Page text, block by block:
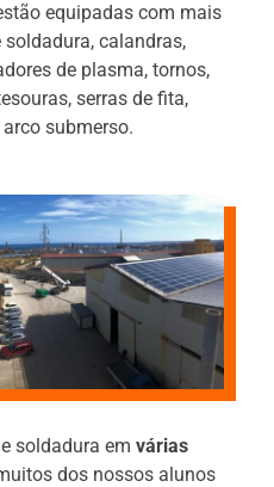
equipadas com mais
calandras,
de plasma, tornos,
serras de fita,
submerso.
soldadura em várias
dos nossos alunos